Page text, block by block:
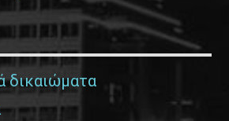
δικαιώματα